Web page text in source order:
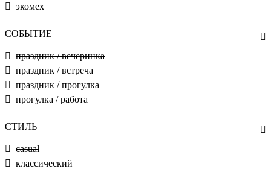
экомех
СОБЫТИЕ
праздник / вечеринка
праздник / встреча
праздник / прогулка
прогулка / работа
СТИЛЬ
casual
классический